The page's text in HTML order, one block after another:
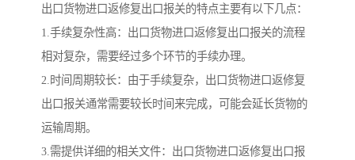
出口货物进口返修复出口报关的特点主要有以下几点：
1.手续复杂性高：出口货物进口返修复出口报关的流程
相对复杂，需要经过多个环节的手续办理。
2.时间周期较长：由于手续复杂，出口货物进口返修复
出口报关通常需要较长时间来完成，可能会延长货物的
运输周期。
3.需提供详细的相关文件：出口货物进口返修复出口报